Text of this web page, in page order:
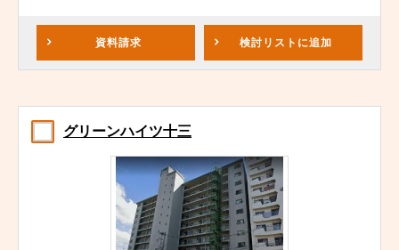
資料請求 検討リスト に追加
グリーンハイツ十三